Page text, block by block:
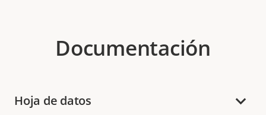
Documentación
Hoja de datos